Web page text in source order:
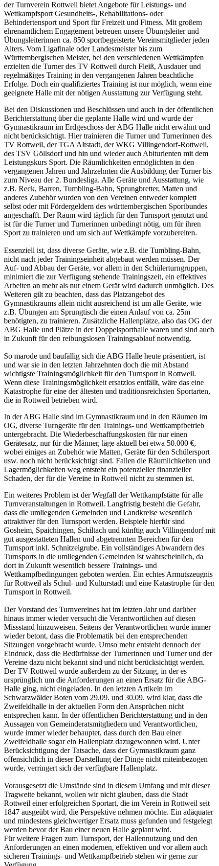
der Turnverein Rottweil bietet Angebote für Leistungs- und
Wettkampfsport Gesundheits-, Rehabilitations- oder
Behindertensport und Sport für Freizeit und Fitness. Mit großem
ehrenamtlichem Engagement betreuen unsere Übungsleiter und
Übungsleiterinnen ca. 850 sportbegeisterte Vereinsmitglieder jeden
Alters. Vom Ligafinale oder Landesmeister bis zum
Württembergischen Meister, bei den verschiedenen Wettkämpfen
erzielten die Turner des TV Rottweil durch Fleiß, Ausdauer und
regelmäßiges Training in den vergangenen Jahren beachtliche
Erfolge. Doch ein qualifiziertes Training ist nur möglich, wenn eine
geeignete Halle mit der nötigen Ausstattung zur Verfügung steht.
Bei den Diskussionen und Beschlüssen und auch in der öffentlichen
Berichterstattung über die geplante Halle wird und wurde der
Gymnastikraum im Erdgeschoss der ABG Halle nicht erwähnt und
nicht berücksichtigt. Hier trainieren die Turner und Turnerinnen des
TV Rottweil, der TGA Altstadt, der WKG Villingendorf-Rottweil,
des TSV Göllsdorf und hin und wieder auch Abiturienten mit dem
Leistungskurs Sport. Die Räumlichkeiten ermöglichten in den
vergangenen Jahren und Jahrzehnten die Ausbildung der Turner bis
zum Niveau der 2. Bundesliga. Alle Geräte und Ausstattung, wie
z.B. Reck, Barren, Tumbling-Bahn, Sprungbretter, Matten und
anderes Zubehör wurden von den Vereinen entweder komplett
selbst oder mit Fördergeldern des württembergischen Sportbundes
angeschafft. Der Raum wird täglich für den Turnsport genutzt und
ist für die Turner und Turnerinnen unbedingt nötig, um für ihren
Sport zu trainieren und um sich auf Wettkämpfe vorzubereiten.
Essenziell ist, dass diverse Geräte, wie z.B. die Tumbling-Bahn,
nicht nach jeder Trainingseinheit abgebaut werden müssen. Der
Auf- und Abbau der Geräte, vor allem in den Schülerturngruppen,
minimiert die zur Verfügung stehende Trainingszeit, ein effektives
Arbeiten an mehr als nur einem Gerät wird dadurch unmöglich. Des
Weiteren gilt zu beachten, dass das Platzangebot des
Gymnastikraums allein nicht ausreichend ist um alle Geräte, wie
z.B. Übungen am Sprungtisch die einen Anlauf von ca. 25m
benötigten, zu trainieren. Zusätzliche Hallenplätze, also das OG der
ABG Halle und Plätze in der Doppelsporthalle waren und sind auch
in Zukunft für den reibungslosen Trainingsablauf notwendig.
So marode und baufällig sich die ABG Halle heute präsentiert, ist
und war sie in den letzten Jahrzehnten doch die mit Abstand
wichtigste Trainingsmöglichkeit für den Turnsport in Rottweil.
Wenn diese Trainingsmöglichkeit ersatzlos entfällt, wäre das eine
Katastrophe für eine der ältesten und traditionsreichsten Sportarten,
die in Rottweil betrieben wird.
In der ABG Halle sind im Gymnastikraum und in den Räumen im
OG, diverse Turngeräte für den Trainings- und Wettkampfbetrieb
untergebracht. Die Wiederbeschaffungskosten für nur einen
Gerätesatz, nur für die Männer, läge aktuell bei etwa 50.000 €,
wobei einiges an Zubehör wie Matten, Geräte für den Schülersport
usw. noch nicht berücksichtigt sind. Fallen die Räumlichkeiten und
Lagermöglichkeiten weg entsteht ein potenzieller finanzieller
Schaden, der für die Vereine in Rottweil nicht zu stemmen ist.
Ein weiteres Problem ist der Wegfall der Wettkampfstätte für alle
Turnveranstaltungen in Rottweil. Langfristig besteht die Gefahr,
dass die umliegenden Gemeinden und Landkreise wesentlich
attraktiver für den Turnsport werden. Beispiele hierfür sind
Gosheim, Spaichingen, Schiltach und künftig auch Villingendorf mit
gut ausgestatteten Hallen und abgetrennten Bereichen für den
Turnsport inkl. Schnitzelgrube. Ein vollständiges Abwandern des
Turnsports in die umliegenden Gemeinden ist wahrscheinlich, da
dort in Zukunft wesentlich bessere Trainings- und
Wettkampfbedingungen geboten werden. Ein echtes Armutszeugnis
für Rottweil als Schul- und Kulturstadt und eine Katastrophe für den
Turnsport in Rottweil.
Der Vorstand des Turnvereines hat im letzten Jahr und darüber
hinaus immer wieder versucht die Verantwortlichen auf diesen
Missstand hinzuweisen. Seitens der Verantwortlichen wurde immer
wieder betont, dass die Problematik bei den entsprechenden
Sitzungen vorgebracht wurde. Umso mehr entsteht dennoch der
Eindruck, dass die Bedürfnisse der Turnerinnen und Turner und der
Vereine dazu nicht bekannt sind und nicht berücksichtigt werden.
Der TV Rottweil wurde außerdem zu der Sitzung, in der es
ursprünglich um die Anforderungen an einen Ersatz für die ABG-
Halle ging, nicht eingeladen. In den letzten Artikeln im
Schwarzwälder Boten vom 29.09. und 30.09. wird klar, dass die
Zweifeldhalle in der aktuellen Form den Ansprüchen nicht
entsprechen kann. In der öffentlichen Berichterstattung und in den
Aussagen von Gemeinderatsmitgliedern und Verantwortlichen,
wurde immer wieder behauptet, dass durch den Bau einer
Zweifeldhalle sogar ein Hallenplatz dazugewonnen wird. Unter
Berücksichtigung der Tatsache, dass der Gymnastikraum ganz
offensichtlich in dieser Darstellung der Dinge nicht miteinbezogen
wurde, verringert sich der verfügbare Hallenplatz.
Vorausgesetzt die Umstände sind in diesem Umfang und mit dieser
Tragweite bekannt, wollen wir nicht glauben, dass die Stadt
Rottweil einer erfolgreichen Sportart, die im Verein in Rottweil seit
1847 ausgeübt wird, die Perspektive nehmen möchte. Ein adäquater
und mindestens gleichwertiger Ersatz muss gefunden und festgelegt
werden bevor der Bau einer neuen Halle geplant wird.
Für weitere Fragen zum Turnsport, der Hallennutzung und den
Anforderungen an einen modernen, effektiven und vor allem auch
sicheren Trainings- und Wettkampfbetrieb stehen wir gerne zur